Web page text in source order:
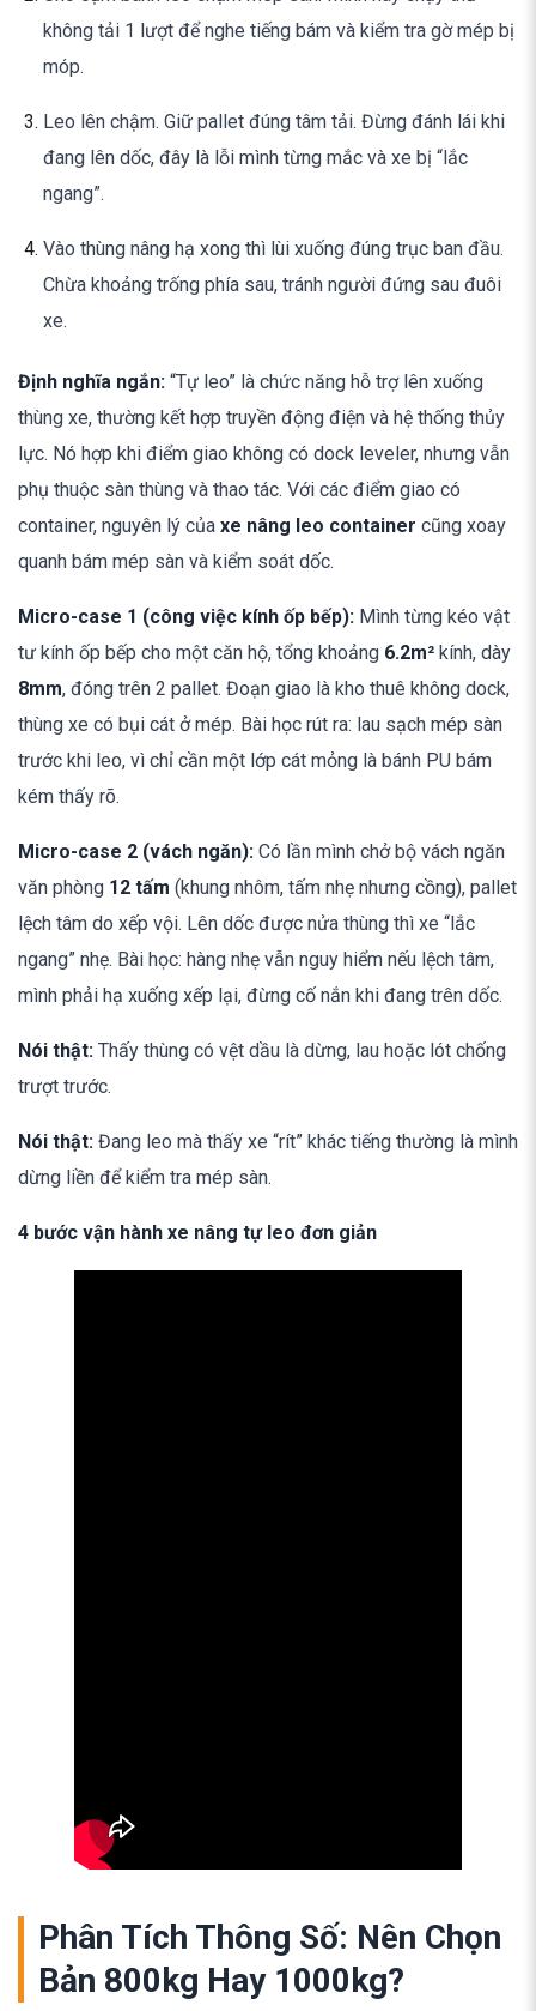
không tải 1 lượt để nghe tiếng bám và kiểm tra gờ mép bị
móp.
Leo lên chậm. Giữ pallet đúng tâm tải. Đừng đánh lái khi
đang lên dốc, đây là lỗi mình từng mắc và xe bị “lắc
ngang”.
Vào thùng nâng hạ xong thì lùi xuống đúng trục ban đầu.
Chừa khoảng trống phía sau, tránh người đứng sau đuôi
xe.
Định nghĩa ngắn: “Tự leo” là chức năng hỗ trợ lên xuống
thùng xe, thường kết hợp truyền động điện và hệ thống thủy
lực. Nó hợp khi điểm giao không có dock leveler, nhưng vẫn
phụ thuộc sàn thùng và thao tác. Với các điểm giao có
container, nguyên lý của xe nâng leo container cũng xoay
quanh bám mép sàn và kiểm soát dốc.
Micro-case 1 (công việc kính ốp bếp): Mình từng kéo vật
tư kính ốp bếp cho một căn hộ, tổng khoảng 6.2m² kính, dày
8mm, đóng trên 2 pallet. Đoạn giao là kho thuê không dock,
thùng xe có bụi cát ở mép. Bài học rút ra: lau sạch mép sàn
trước khi leo, vì chỉ cần một lớp cát mỏng là bánh PU bám
kém thấy rõ.
Micro-case 2 (vách ngăn): Có lần mình chở bộ vách ngăn
văn phòng 12 tấm (khung nhôm, tấm nhẹ nhưng cồng), pallet
lệch tâm do xếp vội. Lên dốc được nửa thùng thì xe “lắc
ngang” nhẹ. Bài học: hàng nhẹ vẫn nguy hiểm nếu lệch tâm,
mình phải hạ xuống xếp lại, đừng cố nắn khi đang trên dốc.
Nói thật: Thấy thùng có vệt dầu là dừng, lau hoặc lót chống
trượt trước.
Nói thật: Đang leo mà thấy xe “rít” khác tiếng thường là mình
dừng liền để kiểm tra mép sàn.
4 bước vận hành xe nâng tự leo đơn giản
Phân Tích Thông Số: Nên Chọn
Bản 800kg Hay 1000kg?